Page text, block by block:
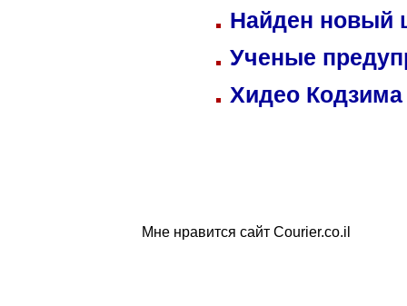
Найден
Ученые
Хидео
Мне нравится сайт Courier.co.il